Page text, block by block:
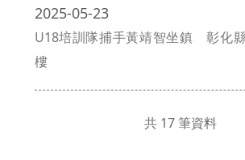
2025-05-23
U18培訓隊捕手黃靖智坐鎮 彰化
樓
共 17 筆資料